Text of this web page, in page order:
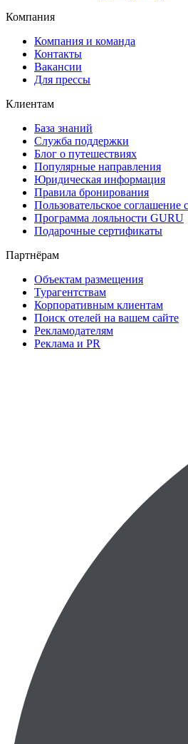
Компания
Компания и команда
Контакты
Вакансии
Для прессы
Клиентам
База знаний
Служба поддержки
Блог о путешествиях
Популярные направления
Юридическая информация
Правила бронирования
Пользовательское соглашение
Программа лояльности GURU
Подарочные сертификаты
Партнёрам
Объектам размещения
Турагентствам
Корпоративным клиентам
Поиск отелей на вашем сайте
Рекламодателям
Реклама и PR